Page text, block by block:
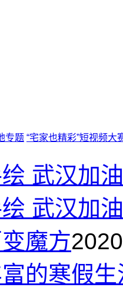
专题 “宅家也精彩”短视频大
武汉加
武汉加
魔方
的寒假生